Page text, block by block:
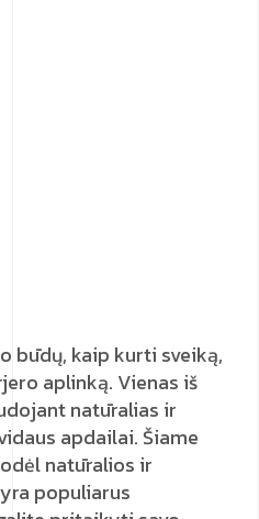
būdų, kaip kurti sveiką,
aplinką. Vienas iš
natūralias ir
apdailai. Šiame
natūralios ir
populiarus